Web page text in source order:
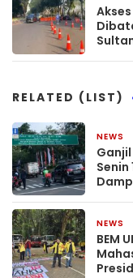
RELATED (LIST)
NEWS
NEWS
BEM